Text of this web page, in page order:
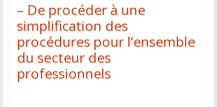
– De procéder à une
simplification des
procédures pour l’ensemble
du secteur des
professionnels